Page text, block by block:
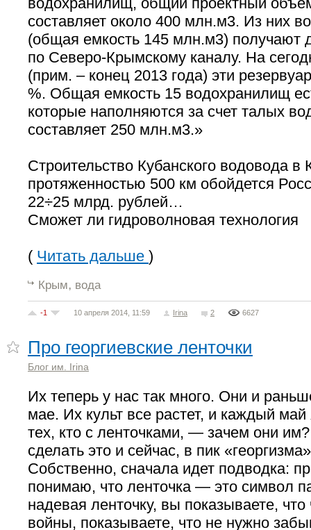
составляет около 400 млн.м3. Из них
(общая емкость 145 млн.м3) получают
по Северо-Крымскому каналу. На
(прим. – конец 2013 года) эти
%. Общая емкость 15 водохранилищ
которые наполняются за счет талых
составляет 250 млн.м3.»
Строительство Кубанского водовода в
протяженностью 500 км обойдется
22÷25 млрд. рублей…
Сможет ли гидроволновая технология
( Читать дальше )
Крым, вода
-1 10 апреля 2014, 11:59 Irina 2 6627
Про георгиевские ленточки
Блог им. Irina
Их теперь у нас так много. Они и
мае. Их культ все растет, и каждый
тех, кто с ленточками, — зачем они
сделать это и сейчас, в пик
Собственно, сначала идет подводка:
понимаю, что ленточка — это символ
надевая ленточку, вы показываете, что
войны, показываете, что не нужно